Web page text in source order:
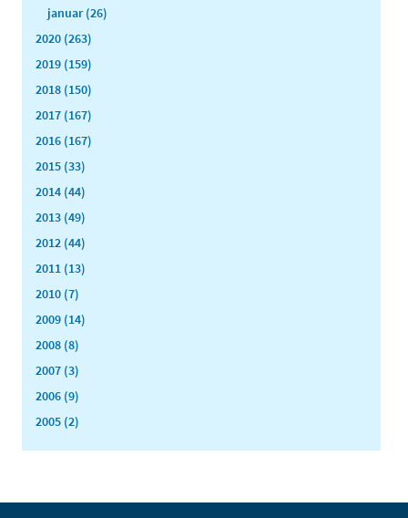
januar (26)
2020 (263)
2019 (159)
2018 (150)
2017 (167)
2016 (167)
2015 (33)
2014 (44)
2013 (49)
2012 (44)
2011 (13)
2010 (7)
2009 (14)
2008 (8)
2007 (3)
2006 (9)
2005 (2)